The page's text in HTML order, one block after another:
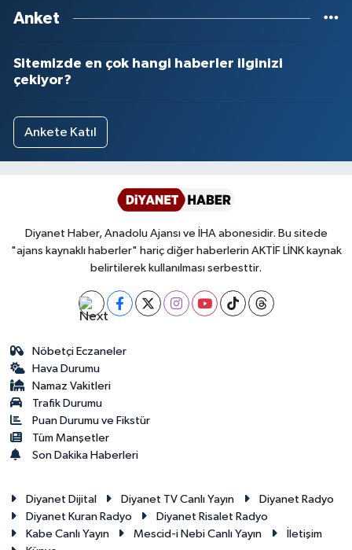
Anket
Sitemizde en çok hangi haberler ilginizi
çekiyor?
Ankete Katıl
Diyanet Haber, Anadolu Ajansı ve İHA abonesidir. Bu sitede
"ajans kaynaklı haberler" hariç diğer haberlerin AKTİF LİNK kaynak
belirtilerek kullanılması serbesttir.
Nöbetçi Eczaneler
Hava Durumu
Namaz Vakitleri
Trafik Durumu
Puan Durumu ve Fikstür
Tüm Manşetler
Son Dakika Haberleri
Diyanet Dijital Diyanet TV Canlı Yayın
Diyanet Radyo
Diyanet Kuran Radyo
Diyanet Risalet Radyo
Kabe Canlı Yayın
Mescid-i Nebi Canlı Yayın
İletişim